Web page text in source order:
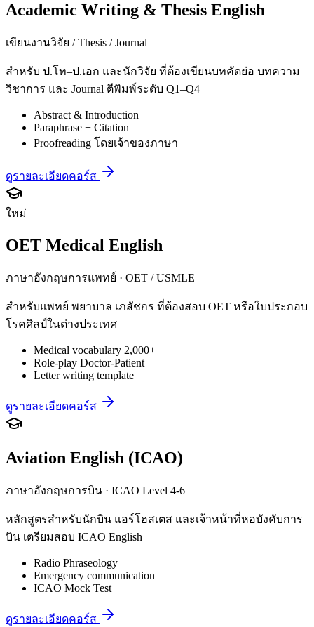
Academic Writing & Thesis English
เขียนงานวิจัย / Thesis / Journal
สำหรับ ป.โท–ป.เอก และนักวิจัย ที่ต้องเขียนบทคัดย่อ บทความ
วิชาการ และ Journal ตีพิมพ์ระดับ Q1–Q4
Abstract & Introduction
Paraphrase + Citation
Proofreading โดยเจ้าของภาษา
ดูรายละเอียดคอร์ส
ใหม่
OET Medical English
ภาษาอังกฤษการแพทย์ · OET / USMLE
สำหรับแพทย์ พยาบาล เภสัชกร ที่ต้องสอบ OET หรือใบประกอบ
โรคศิลป์ในต่างประเทศ
Medical vocabulary 2,000+
Role-play Doctor-Patient
Letter writing template
ดูรายละเอียดคอร์ส
Aviation English (ICAO)
ภาษาอังกฤษการบิน · ICAO Level 4-6
หลักสูตรสำหรับนักบิน แอร์โฮสเตส และเจ้าหน้าที่หอบังคับการ
บิน เตรียมสอบ ICAO English
Radio Phraseology
Emergency communication
ICAO Mock Test
ดูรายละเอียดคอร์ส